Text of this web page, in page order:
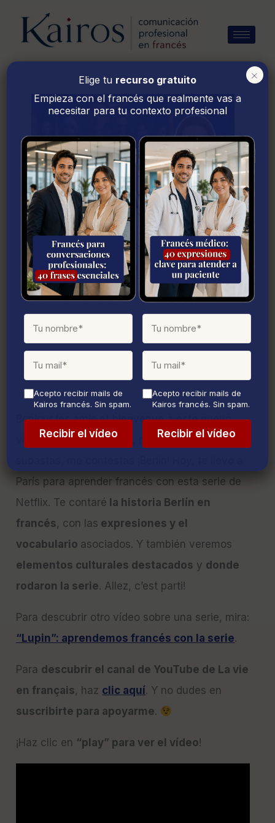
Inicio
Los videos
Berlín: aprende francés con la serie de
Netflix
Bonjour les amis et bienvenue a este nuevo
vídeo! Si te digo: atraco, royas, casa de
París para aprender francés con esta serie de
Netflix. Te contaré la historia Berlín en
francés, con las expresiones y el
vocabulario asociados. Y también veremos
elementos culturales destacados y donde
rodaron la serie. Allez, c’est parti!
Para descubrir otro vídeo sobre una serie, mira:
“Lupin”: aprendemos francés con la serie.
Para descubrir el canal de YouTube de La vie
en français, haz clic aquí. Y no dudes en
suscribirte para apoyarme.
¡Haz clic en “play” para ver el vídeo!
Elige tu recurso gratuito
Empieza con el francés que realmente vas a
necesitar para tu contexto profesional
Acepto recibir mails de
Kairos francés. Sin spam.
Acepto recibir mails de
Kairos francés. Sin spam.
×